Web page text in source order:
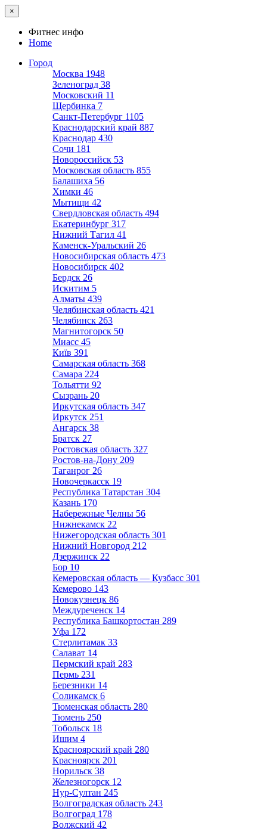
×
Фитнес инфо
Home
Город
Москва 1948
Зеленоград 38
Московский 11
Щербинка 7
Санкт-Петербург 1105
Краснодарский край 887
Краснодар 430
Сочи 181
Новороссийск 53
Московская область 855
Балашиха 56
Химки 46
Мытищи 42
Свердловская область 494
Екатеринбург 317
Нижний Тагил 41
Каменск-Уральский 26
Новосибирская область 473
Новосибирск 402
Бердск 26
Искитим 5
Алматы 439
Челябинская область 421
Челябинск 263
Магнитогорск 50
Миасс 45
Київ 391
Самарская область 368
Самара 224
Тольятти 92
Сызрань 20
Иркутская область 347
Иркутск 251
Ангарск 38
Братск 27
Ростовская область 327
Ростов-на-Дону 209
Таганрог 26
Новочеркасск 19
Республика Татарстан 304
Казань 170
Набережные Челны 56
Нижнекамск 22
Нижегородская область 301
Нижний Новгород 212
Дзержинск 22
Бор 10
Кемеровская область — Кузбасс 301
Кемерово 143
Новокузнецк 86
Междуреченск 14
Республика Башкортостан 289
Уфа 172
Стерлитамак 33
Салават 14
Пермский край 283
Пермь 231
Березники 14
Соликамск 6
Тюменская область 280
Тюмень 250
Тобольск 18
Ишим 4
Красноярский край 280
Красноярск 201
Норильск 38
Железногорск 12
Нур-Султан 245
Волгоградская область 243
Волгоград 178
Волжский 42